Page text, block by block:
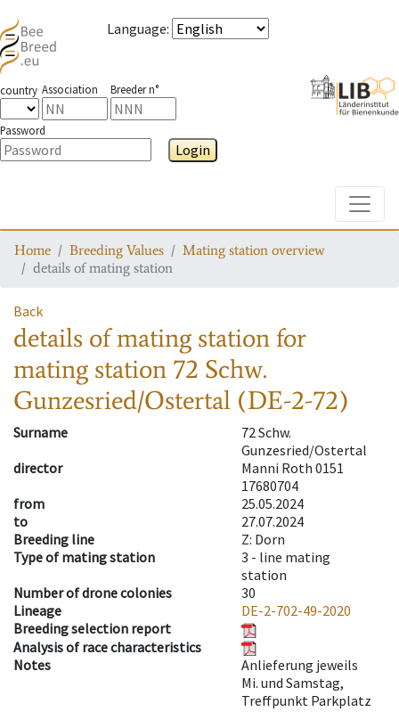
Language:
country Association Breeder n°
Password
Login
Home Breeding Values
Mating station overview
details of mating station
Back
details of mating stationfor
mating station 72 Schw.
Gunzesried/Ostertal (DE-2-72)
Surname
72 Schw.
Gunzesried/Ostertal
director
Manni Roth 0151
17680704
from
25.05.2024
to
27.07.2024
Breeding line
Z: Dorn
Type of mating station
3 - line mating
station
Number of drone colonies
30
Lineage
DE-2-702-49-2020
Breeding selection report
Analysis of race characteristics
Notes
Anlieferung jeweils
Mi. und Samstag,
Treffpunkt Parkplatz